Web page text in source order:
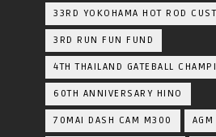
33RD YOKOHAMA HOT ROD
3RD RUN FUN FUND
4TH THAILAND GATEBALL
60TH ANNIVERSARY HINO
70MAI DASH CAM M300 AGM